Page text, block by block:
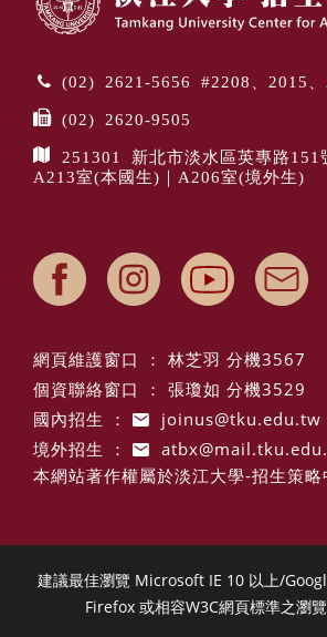
(02) 2621-5656 #2208、2015、
(02) 2620-9505
251301 新北市淡水區英專路151
A213室(本國生)｜A206室(境外生)
網頁維護窗口 ： 林芝羽 分機3567
個資聯絡窗口 ： 張瓊如 分機3529
國內招生 ：
joinus@tku.edu.tw
境外招生 ：
本網站著作權屬於淡江大學-招生策略
建議最佳瀏覽 Microsoft IE 10 以上/
Firefox 或相容W3C網頁標準之瀏覽